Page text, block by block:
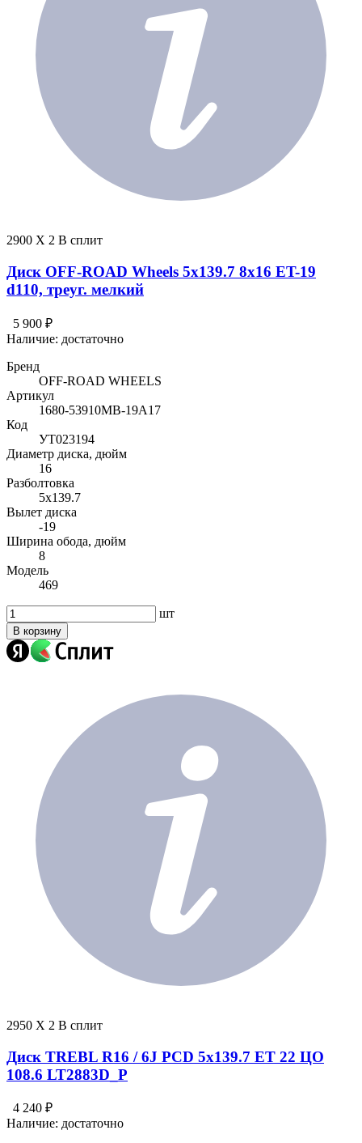
2900 X 2 В сплит
Диск OFF-ROAD Wheels 5x139.7 8x16 ET-19
d110, треуг. мелкий
5 900 ₽
Наличие: достаточно
Бренд
OFF-ROAD WHEELS
Артикул
1680-53910MB-19A17
Код
УТ023194
Диаметр диска, дюйм
16
Разболтовка
5x139.7
Вылет диска
-19
Ширина обода, дюйм
8
Модель
469
шт
В корзину
2950 X 2 В сплит
Диск TREBL R16 / 6J PCD 5x139.7 ЕТ 22 ЦО
108.6 LT2883D_P
4 240 ₽
Наличие: достаточно